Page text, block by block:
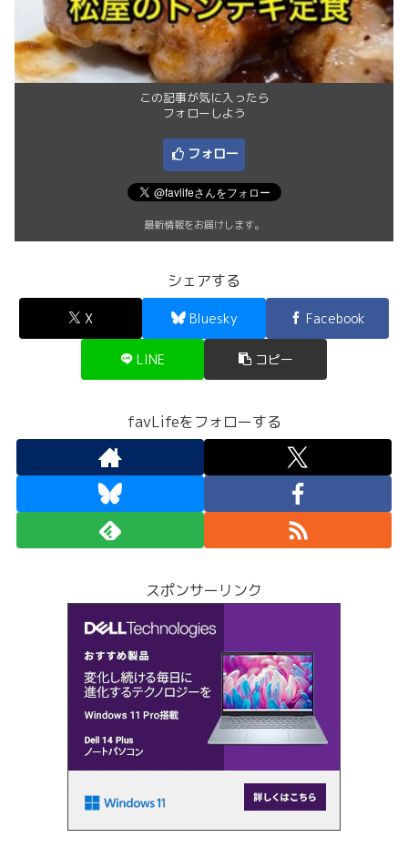
この記事が気に入ったら
フォローしよう
フォロー
最新情報をお届けします。
シェアする
X Bluesky Facebook
LINE コピー
favLifeをフォローする
スポンサーリンク